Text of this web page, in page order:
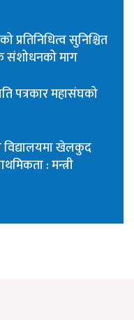
सुनिश्चित
संशोधनको माग
पत्रकार महासंघको
विद्यालयमा खेलकुद
: मन्त्री